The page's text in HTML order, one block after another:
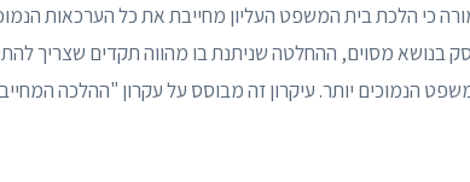
כי הלכת בית המשפט העליון מחייבת את כל הערכאות
בנושא מסוים, ההחלטה שניתנת בו מהווה תקדים שצריך
הנמוכים יותר. עיקרון זה מבוסס על עקרון "ההלכה